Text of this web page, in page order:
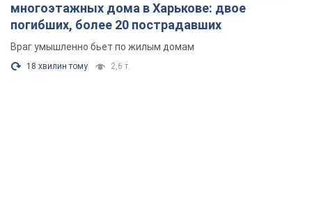
многоэтажных дома в Харькове: двое
погибших, более 20 пострадавших
Враг умышленно бьет по жилым домам
18 хвилин тому 2,6 т.